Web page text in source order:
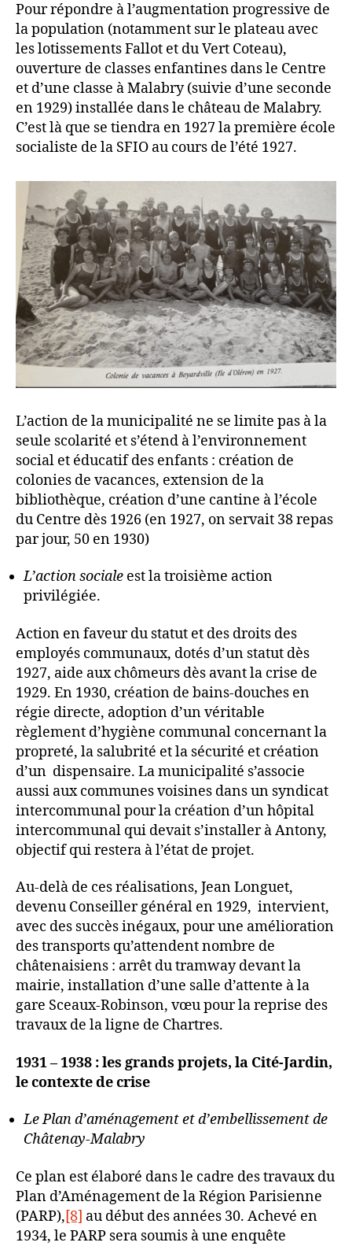
Pour répondre à l’augmentation progressive de
la population (notamment sur le plateau avec
les lotissements Fallot et du Vert Coteau),
ouverture de classes enfantines dans le Centre
et d’une classe à Malabry (suivie d’une seconde
en 1929) installée dans le château de Malabry.
C’est là que se tiendra en 1927 la première école
socialiste de la SFIO au cours de l’été 1927.
L’action de la municipalité ne se limite pas à la
seule scolarité et s’étend à l’environnement
social et éducatif des enfants : création de
colonies de vacances, extension de la
bibliothèque, création d’une cantine à l’école
du Centre dès 1926 (en 1927, on servait 38 repas
par jour, 50 en 1930)
L’action sociale est la troisième action
privilégiée.
Action en faveur du statut et des droits des
employés communaux, dotés d’un statut dès
1927, aide aux chômeurs dès avant la crise de
1929. En 1930, création de bains-douches en
régie directe, adoption d’un véritable
règlement d’hygiène communal concernant la
propreté, la salubrité et la sécurité et création
d’un dispensaire. La municipalité s’associe
aussi aux communes voisines dans un syndicat
intercommunal pour la création d’un hôpital
intercommunal qui devait s’installer à Antony,
objectif qui restera à l’état de projet.
Au-delà de ces réalisations, Jean Longuet,
devenu Conseiller général en 1929, intervient,
avec des succès inégaux, pour une amélioration
des transports qu’attendent nombre de
châtenaisiens : arrêt du tramway devant la
mairie, installation d’une salle d’attente à la
gare Sceaux-Robinson, vœu pour la reprise des
travaux de la ligne de Chartres.
1931 – 1938 : les grands projets, la Cité-Jardin,
le contexte de crise
Le Plan d’aménagement et d’embellissement de
Châtenay-Malabry
Ce plan est élaboré dans le cadre des travaux du
Plan d’Aménagement de la Région Parisienne
(PARP),[8] au début des années 30. Achevé en
1934, le PARP sera soumis à une enquête